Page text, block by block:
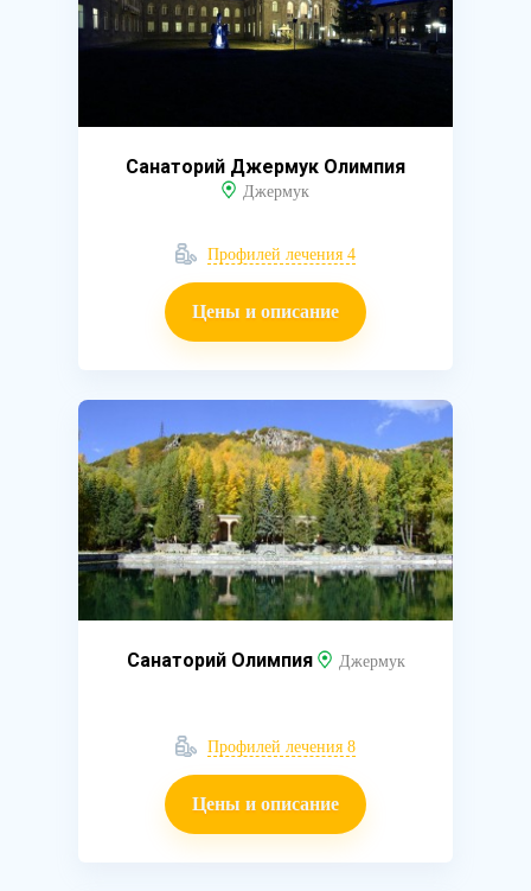
Санаторий Джермук Олимпия
Джермук
Профилей лечения 4
Цены и описание
Санаторий Олимпия Джермук
Профилей лечения 8
Цены и описание